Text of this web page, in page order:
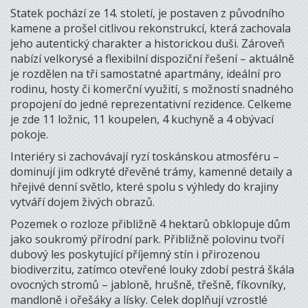
Statek pochází ze 14. století, je postaven z původního
kamene a prošel citlivou rekonstrukcí, která zachovala
jeho autentický charakter a historickou duši. Zároveň
nabízí velkorysé a flexibilní dispoziční řešení – aktuálně
je rozdělen na tři samostatné apartmány, ideální pro
rodinu, hosty či komerční využití, s možností snadného
propojení do jedné reprezentativní rezidence. Celkeme
je zde 11 ložnic, 11 koupelen, 4 kuchyně a 4 obývací
pokoje.
Interiéry si zachovávají ryzí toskánskou atmosféru –
dominují jim odkryté dřevěné trámy, kamenné detaily a
hřejivé denní světlo, které spolu s výhledy do krajiny
vytváří dojem živých obrazů.
Pozemek o rozloze přibližně 4 hektarů obklopuje dům
jako soukromý přírodní park. Přibližně polovinu tvoří
dubový les poskytující příjemný stín i přirozenou
biodiverzitu, zatímco otevřené louky zdobí pestrá škála
ovocných stromů – jabloně, hrušně, třešně, fíkovníky,
mandloně i ořešáky a lísky. Celek doplňují vzrostlé